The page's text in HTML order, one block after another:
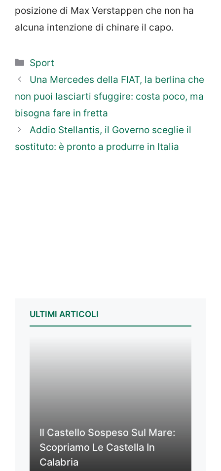
posizione di Max Verstappen che non ha
alcuna intenzione di chinare il capo.
Categorie
Sport
Una Mercedes della FIAT, la berlina che
non puoi lasciarti sfuggire: costa poco, ma
bisogna fare in fretta
Addio Stellantis, il Governo sceglie il
sostituto: è pronto a produrre in Italia
ULTIMI ARTICOLI
Il Castello Sospeso Sul Mare:
Scopriamo Le Castella In
Calabria